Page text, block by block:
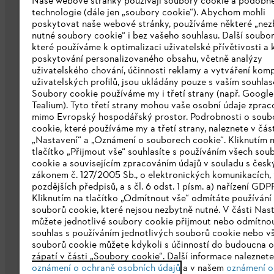
Společnost
O nás
Stáhnout katalog
Oznamovací systém STIHL
Ochrana osobních údajů Právní doložka
technologie (dále jen „soubory cookie“). Abychom mohli
poskytovat naše webové stránky, používáme některé
nutné soubory cookie“ i bez vašeho souhlasu. Další
které používáme k optimalizaci uživatelské přívětivosti a
poskytování personalizovaného obsahu, včetně analýzy
uživatelského chování, účinnosti reklamy a vytváření
uživatelských profilů, jsou ukládány pouze s vaším
Soubory cookie používáme my i třetí strany (např.
Tealium). Tyto třetí strany mohou vaše osobní údaje
mimo Evropský hospodářský prostor. Podrobnosti o
cookie, které používáme my a třetí strany, naleznete v
„Nastavení“ a „Oznámení o souborech cookie“. Kliknutím
tlačítko „Přijmout vše“ souhlasíte s používáním všech
cookie a souvisejícím zpracováním údajů v souladu s
zákonem č. 127/2005 Sb., o elektronických komunikacích,
pozdějších předpisů, a s čl. 6 odst. 1 písm. a) nařízení
Kliknutím na tlačítko „Odmítnout vše“ odmítáte používání
souborů cookie, které nejsou nezbytně nutné. V části
můžete jednotlivé soubory cookie přijmout nebo
souhlas s používáním jednotlivých souborů cookie nebo
souborů cookie můžete kdykoli s účinností do budoucna
zápatí v části „Soubory cookie“. Další informace
oznámení o ochraně osobních údajůa v našem oznámení o